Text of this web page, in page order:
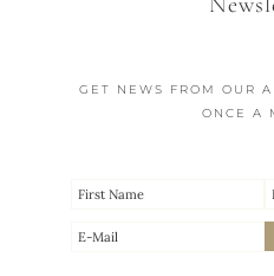
GET NEWS FROM OUR
ONCE A